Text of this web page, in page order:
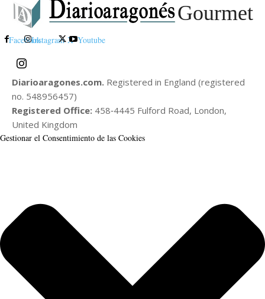
Gourmet
FacebookInstagram X Youtube
Diarioaragones.com. Registered in England (registered
no. 548956457)
Registered Office: 458‑4445 Fulford Road, London,
United Kingdom
Gestionar el Consentimiento de las Cookies